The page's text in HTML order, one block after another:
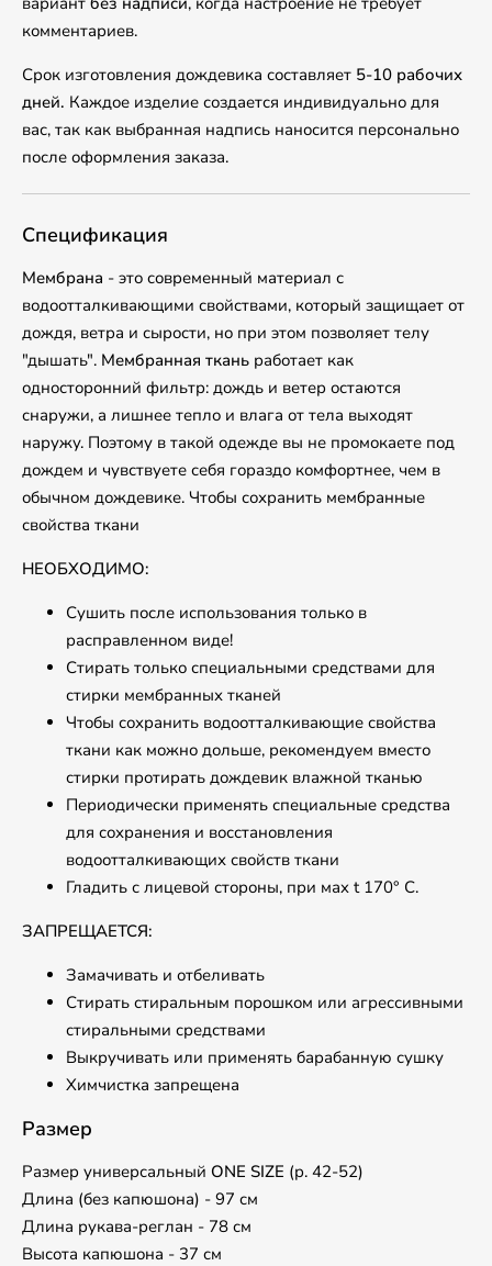
комментариев.
Срок изготовления дождевика составляет 5-10 рабочих
дней. Каждое изделие создается индивидуально для
вас, так как выбранная надпись наносится персонально
после оформления заказа.
Спецификация
Мембрана - это современный материал с
водоотталкивающими свойствами, который защищает от
дождя, ветра и сырости, но при этом позволяет телу
"дышать". Мембранная ткань работает как
односторонний фильтр: дождь и ветер остаются
снаружи, а лишнее тепло и влага от тела выходят
наружу. Поэтому в такой одежде вы не промокаете под
дождем и чувствуете себя гораздо комфортнее, чем в
обычном дождевике. Чтобы сохранить мембранные
свойства ткани
НЕОБХОДИМО:
Сушить после использования только в
расправленном виде!
Стирать только специальными средствами для
стирки мембранных тканей
Чтобы сохранить водоотталкивающие свойства
ткани как можно дольше, рекомендуем вместо
стирки протирать дождевик влажной тканью
Периодически применять специальные средства
для сохранения и восстановления
водоотталкивающих свойств ткани
Гладить с лицевой стороны, при маx t 170° С.
ЗАПРЕЩАЕТСЯ:
Замачивать и отбеливать
Стирать стиральным порошком или агрессивными
стиральными средствами
Выкручивать или применять барабанную сушку
Химчистка запрещена
Размер
Размер универсальный ONE SIZE (р. 42-52)
Длина (без капюшона) - 97 см
Длина рукава-реглан - 78 см
Высота капюшона - 37 см